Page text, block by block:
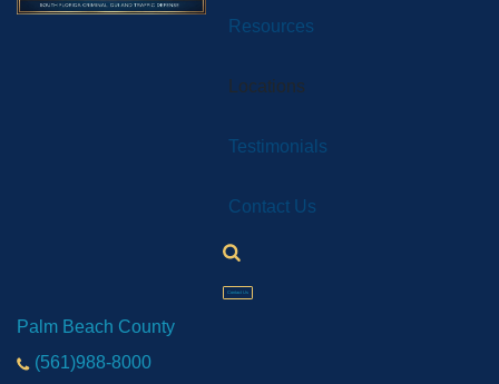
Resources
Locations
Testimonials
Contact Us
Contact Us
Palm Beach County
(561)988-8000